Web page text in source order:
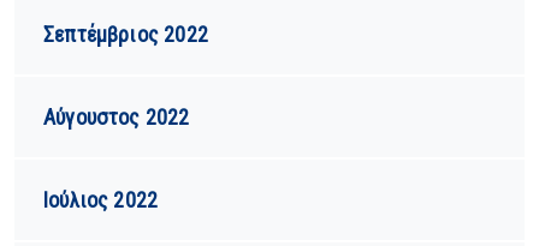
Σεπτέμβριος 2022
Αύγουστος 2022
Ιούλιος 2022